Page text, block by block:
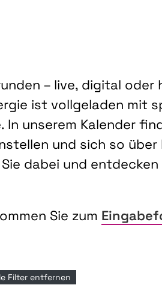
– live, digital oder
ist vollgeladen mit
unserem Kalender
und sich so über
dabei und entdecken
Sie zum
Filter entfernen